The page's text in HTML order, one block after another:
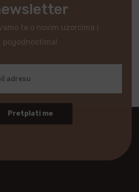
te o novim uzorcima i
pogodnostima!
Pretplati me